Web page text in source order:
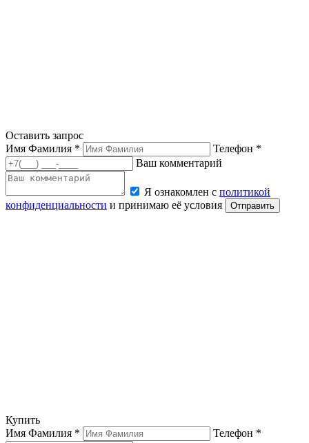
Оставить запрос
Имя Фамилия *
Телефон *
Ваш комментарий
Я ознакомлен с политикой
конфиденциальности и принимаю её условия Отправить
Купить
Имя Фамилия *
Телефон *